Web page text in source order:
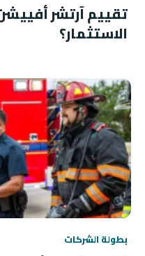
تقييم آرتشر
الاستثمار؟
بطولة الشركات